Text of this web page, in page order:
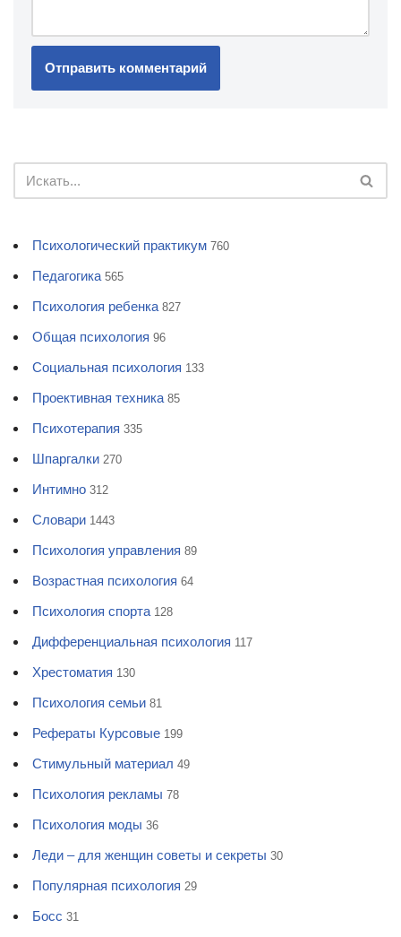
Психологический практикум 760
Педагогика 565
Психология ребенка 827
Общая психология 96
Социальная психология 133
Проективная техника 85
Психотерапия 335
Шпаргалки 270
Интимно 312
Словари 1443
Психология управления 89
Возрастная психология 64
Психология спорта 128
Дифференциальная психология 117
Хрестоматия 130
Психология семьи 81
Рефераты Курсовые 199
Стимульный материал 49
Психология рекламы 78
Психология моды 36
Леди – для женщин советы и секреты 30
Популярная психология 29
Босс 31